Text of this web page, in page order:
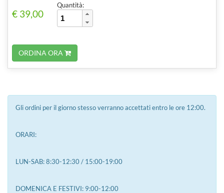
€ 39,00
Quantità:
ORDINA ORA
Gli ordini per il giorno stesso verranno accettati entro le ore 12:00.
ORARI:
LUN-SAB: 8:30-12:30 / 15:00-19:00
DOMENICA E FESTIVI: 9:00-12:00